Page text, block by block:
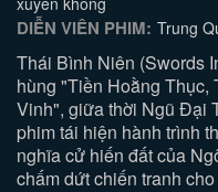
DIỄN VIÊN PHIM: Trung
Thái Bình Niên (Swords
hùng "Tiền Hoằng Thục,
Vinh", giữa thời Ngũ Đại
phim tái hiện hành trình
nghĩa cử hiến đất của
chấm dứt chiến tranh